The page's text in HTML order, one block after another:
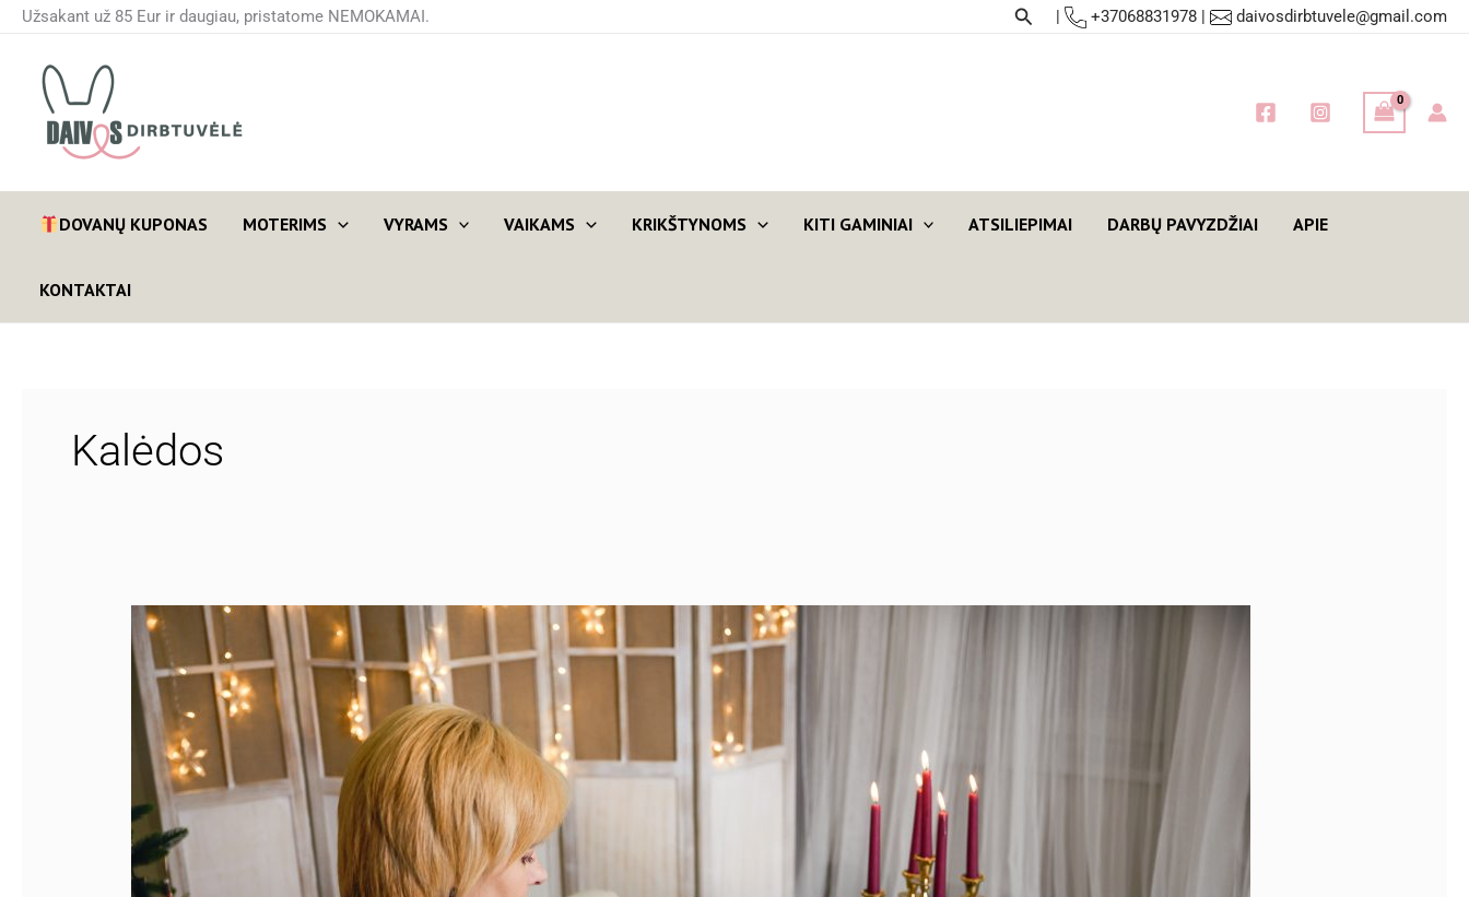
Pereiti
turinio
Užsakant už 85 Eur ir daugiau, pristatome NEMOKAMAI. Paieška
| +37068831978 | daivosdirbtuvele@gmail.com
DOVANŲ KUPONAS MOTERIMS VYRAMS VAIKAMS KRIKŠTYNOMS KITI GAMINIAI ATSILIEPIMAI DARBŲ PAVYZDŽIAI APIE
KONTAKTAI
Kalėdos
Kalėdinių
dovanų
karštinė
prasideda.
Kokios
originalios
dovanos
populiarios
šiemet?